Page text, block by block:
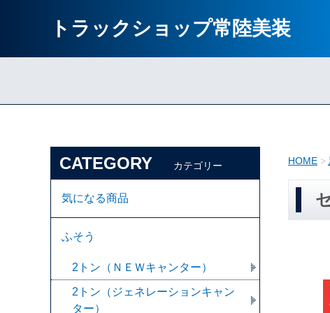
トラックショップ常陸美装
HOME
CATEGORY カテゴリー
気になる商品
ふそう
2トン（ＮＥＷキャンター）
2トン（ジェネレーションキャン
ター）